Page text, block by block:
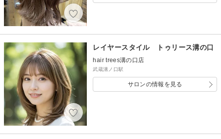
レイヤースタイル トゥリース溝の口
hair trees溝の口店
武蔵溝ノ口駅
サロンの情報を見る